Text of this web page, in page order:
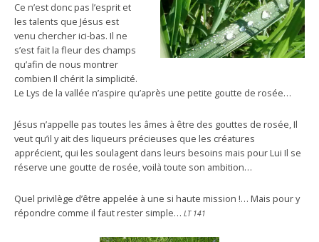
Ce n’est donc pas l’esprit et
les talents que Jésus est
venu chercher ici-bas. Il ne
s’est fait la fleur des champs
qu’afin de nous montrer
combien Il chérit la simplicité.
Le Lys de la vallée n’aspire qu’après une petite goutte de rosée…
Jésus n’appelle pas toutes les âmes à être des gouttes de rosée, Il
veut qu’il y ait des liqueurs précieuses que les créatures
apprécient, qui les soulagent dans leurs besoins mais pour Lui Il se
réserve une goutte de rosée, voilà toute son ambition…
Quel privilège d’être appelée à une si haute mission !… Mais pour y
répondre comme il faut rester simple… LT 141